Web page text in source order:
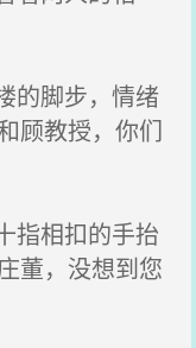
的脚步，情绪
顾教授，你们
指相扣的手抬
董，没想到您